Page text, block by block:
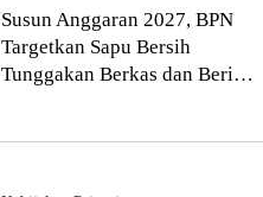
Susun Anggaran 2027, BPN
Targetkan Sapu Bersih
Tunggakan Berkas dan Beri